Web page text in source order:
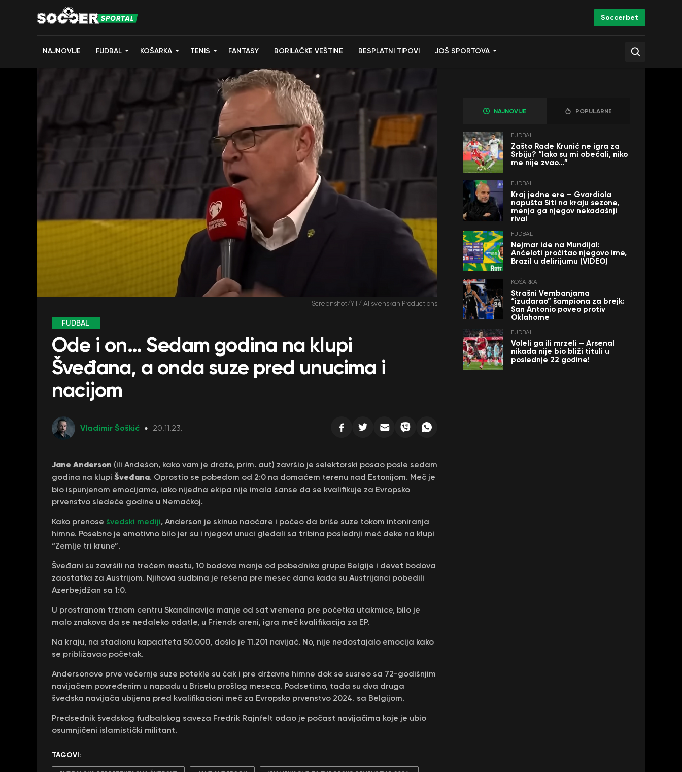
Soccerbet
NAJNOVIJE FUDBAL KOŠARKA TENIS FANTASY BORILAČKE VEŠTINE BESPLATNI TIPOVI JOŠ SPORTOVA
Screenshot/YT/ Allsvenskan Productions
FUDBAL
Ode i on… Sedam godina na klupi
Šveđana, a onda suze pred unucima i
nacijom
Vladimir Šoškić 20.11.23.
Jane Anderson (ili Andešon, kako vam je draže, prim. aut) završio je selektorski posao posle sedam
godina na klupi Šveđana. Oprostio se pobedom od 2:0 na domaćem terenu nad Estonijom. Meč je
bio ispunjenom emocijama, iako nijedna ekipa nije imala šanse da se kvalifikuje za Evropsko
prvenstvo sledeće godine u Nemačkoj.
Kako prenose švedski mediji, Anderson je skinuo naočare i počeo da briše suze tokom intoniranja
himne. Posebno je emotivno bilo jer su i njegovi unuci gledali sa tribina poslednji meč deke na klupi
“Zemlje tri krune”.
Šveđani su završili na trećem mestu, 10 bodova manje od pobednika grupa Belgije i devet bodova
zaostatka za Austrijom. Njihova sudbina je rešena pre mesec dana kada su Austrijanci pobedili
Azerbejdžan sa 1:0.
U prostranom tržnom centru Skandinavija manje od sat vremena pre početka utakmice, bilo je
malo znakova da se nedaleko odatle, u Friends areni, igra meč kvalifikacija za EP.
Na kraju, na stadionu kapaciteta 50.000, došlo je 11.201 navijač. No, nije nedostajalo emocija kako
se približavao početak.
Andersonove prve večernje suze potekle su čak i pre državne himne dok se susreo sa 72-godišnjim
navijačem povređenim u napadu u Briselu prošlog meseca. Podsetimo, tada su dva druga
švedska navijača ubijena pred kvalifikacioni meč za Evropsko prvenstvo 2024. sa Belgijom.
Predsednik švedskog fudbalskog saveza Fredrik Rajnfelt odao je počast navijačima koje je ubio
osumnjičeni islamistički militant.
TAGOVI:
NAJNOVIJE POPULARNE
FUDBAL
Zašto Rade Krunić ne igra za
Srbiju? “Iako su mi obećali, niko
me nije zvao…”
FUDBAL
Kraj jedne ere – Gvardiola
napušta Siti na kraju sezone,
menja ga njegov nekadašnji
rival
FUDBAL
Nejmar ide na Mundijal:
Anćeloti pročitao njegovo ime,
Brazil u delirijumu (VIDEO)
KOŠARKA
Strašni Vembanjama
“izudarao” šampiona za brejk:
San Antonio poveo protiv
Oklahome
FUDBAL
Voleli ga ili mrzeli – Arsenal
nikada nije bio bliži tituli u
poslednje 22 godine!